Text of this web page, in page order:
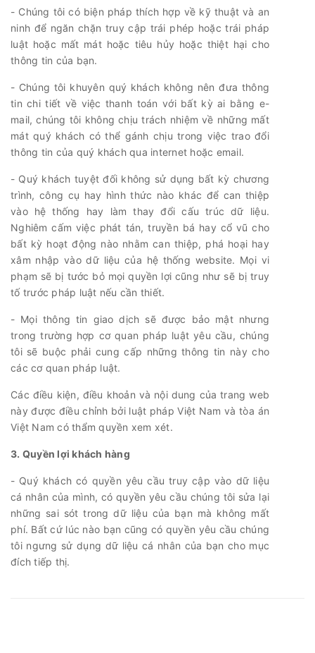
- Chúng tôi có biện pháp thích hợp về kỹ thuật và an
ninh để ngăn chặn truy cập trái phép hoặc trái pháp
luật hoặc mất mát hoặc tiêu hủy hoặc thiệt hại cho
thông tin của bạn.
- Chúng tôi khuyên quý khách không nên đưa thông
tin chi tiết về việc thanh toán với bất kỳ ai bằng e-
mail, chúng tôi không chịu trách nhiệm về những mất
mát quý khách có thể gánh chịu trong việc trao đổi
thông tin của quý khách qua internet hoặc email.
- Quý khách tuyệt đối không sử dụng bất kỳ chương
trình, công cụ hay hình thức nào khác để can thiệp
vào hệ thống hay làm thay đổi cấu trúc dữ liệu.
Nghiêm cấm việc phát tán, truyền bá hay cổ vũ cho
bất kỳ hoạt động nào nhằm can thiệp, phá hoại hay
xâm nhập vào dữ liệu của hệ thống website. Mọi vi
phạm sẽ bị tước bỏ mọi quyền lợi cũng như sẽ bị truy
tố trước pháp luật nếu cần thiết.
- Mọi thông tin giao dịch sẽ được bảo mật nhưng
trong trường hợp cơ quan pháp luật yêu cầu, chúng
tôi sẽ buộc phải cung cấp những thông tin này cho
các cơ quan pháp luật.
Các điều kiện, điều khoản và nội dung của trang web
này được điều chỉnh bởi luật pháp Việt Nam và tòa án
Việt Nam có thẩm quyền xem xét.
3. Quyền lợi khách hàng
- Quý khách có quyền yêu cầu truy cập vào dữ liệu
cá nhân của mình, có quyền yêu cầu chúng tôi sửa lại
những sai sót trong dữ liệu của bạn mà không mất
phí. Bất cứ lúc nào bạn cũng có quyền yêu cầu chúng
tôi ngưng sử dụng dữ liệu cá nhân của bạn cho mục
đích tiếp thị.